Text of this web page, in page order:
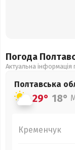
Погода
Актуальна
Полтавська
29° 18°
Кременчук